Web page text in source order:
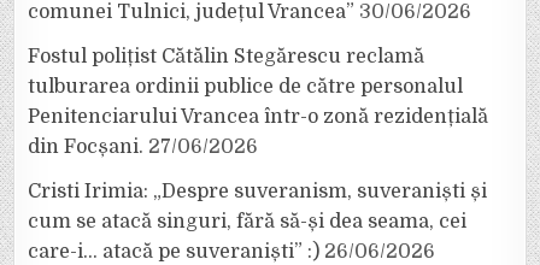
comunei Tulnici, județul Vrancea” 30/06/2026
Fostul polițist Cătălin Stegărescu reclamă
tulburarea ordinii publice de către personalul
Penitenciarului Vrancea într-o zonă rezidențială
din Focșani. 27/06/2026
Cristi Irimia: „Despre suveranism, suveraniști și
cum se atacă singuri, fără să-și dea seama, cei
care-i… atacă pe suveraniști” :) 26/06/2026